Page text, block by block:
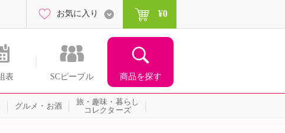
表 SCピープル 商品を探す
お気に入り ¥0
グルメ・お酒
旅・趣味・暮らし
コレクターズ